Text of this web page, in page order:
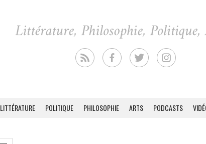
LITTÉRATURE POLITIQUE PHILOSOPHIE ARTS PODCASTS